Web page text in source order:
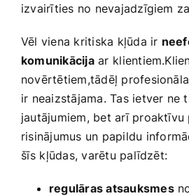
izvairīties no nevajadzīgiem
Vēl viena kritiska kļūda ir
komunikācijaar
novērtētiem,tādēļ
ir neaizstājama. Tas ietver ne
jautājumiem, bet arī proaktīvu
risinājumus ‍un papildu⁢
⁣šīs ⁤kļūdas, varētu palīdzēt:
regulāras atsauksmes